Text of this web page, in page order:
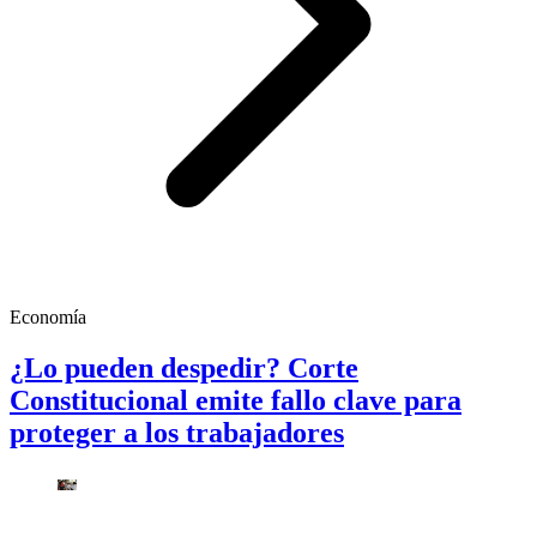
Economía
¿Lo pueden despedir? Corte
Constitucional emite fallo clave para
proteger a los trabajadores